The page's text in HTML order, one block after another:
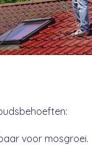
voor mosgroei.